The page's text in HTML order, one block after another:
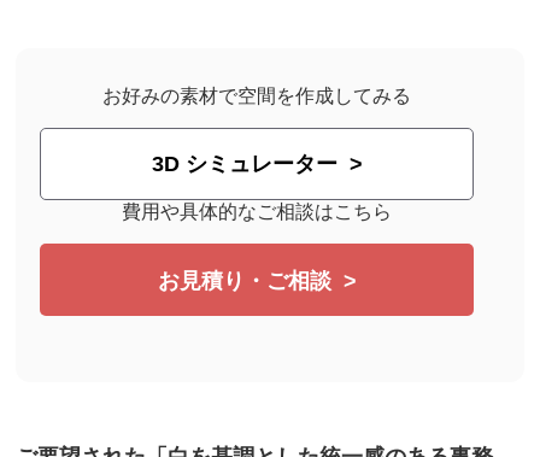
お好みの素材で空間を作成してみる
3D シミュレーター
費用や具体的なご相談はこちら
お見積り・ご相談